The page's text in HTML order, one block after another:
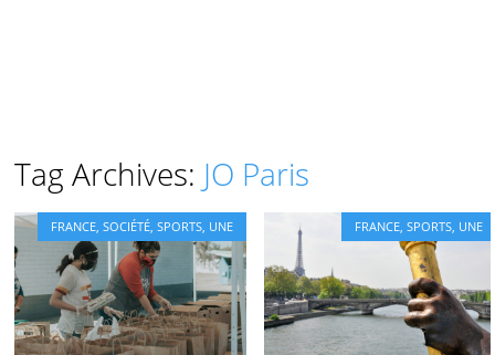
Tag Archives: JO Paris
FRANCE ,SOCIÉTÉ ,SPORTS UNE FRANCE ,SPORTS UNE